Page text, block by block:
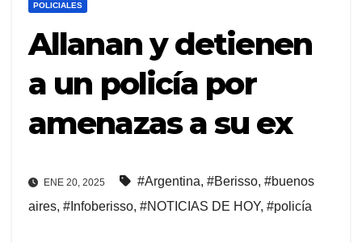
POLICIALES
Allanan y detienen
a un policía por
amenazas a su ex
ENE 20, 2025 #Argentina, #Berisso, #buenos
aires, #Infoberisso, #NOTICIAS DE HOY, #policía